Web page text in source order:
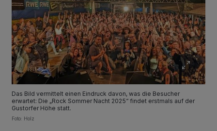
Das Bild vermittelt einen Eindruck davon, was die Besucher
erwartet: Die „Rock Sommer Nacht 2025“ findet erstmals auf der
Gustorfer Höhe statt.
Foto: Holz